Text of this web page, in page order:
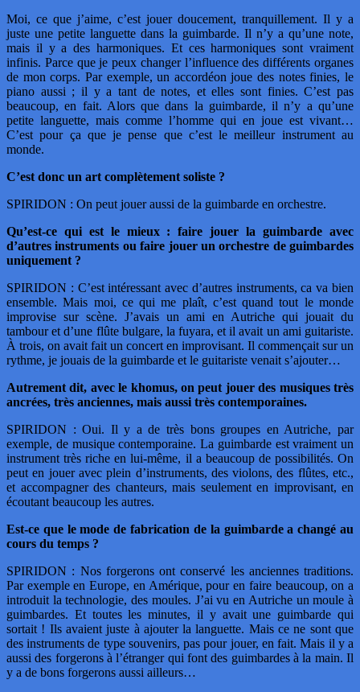
Moi, ce que j’aime, c’est jouer doucement, tranquillement. Il y a
juste une petite languette dans la guimbarde. Il n’y a qu’une note,
mais il y a des harmoniques. Et ces harmoniques sont vraiment
infinis. Parce que je peux changer l’influence des différents organes
de mon corps. Par exemple, un accordéon joue des notes finies, le
piano aussi ; il y a tant de notes, et elles sont finies. C’est pas
beaucoup, en fait. Alors que dans la guimbarde, il n’y a qu’une
petite languette, mais comme l’homme qui en joue est vivant…
C’est pour ça que je pense que c’est le meilleur instrument au
monde.
C’est donc un art complètement soliste ?
SPIRIDON : On peut jouer aussi de la guimbarde en orchestre.
Qu’est-ce qui est le mieux : faire jouer la guimbarde avec
d’autres instruments ou faire jouer un orchestre de guimbardes
uniquement ?
SPIRIDON : C’est intéressant avec d’autres instruments, ca va bien
ensemble. Mais moi, ce qui me plaît, c’est quand tout le monde
improvise sur scène. J’avais un ami en Autriche qui jouait du
tambour et d’une flûte bulgare, la fuyara, et il avait un ami guitariste.
À trois, on avait fait un concert en improvisant. Il commençait sur un
rythme, je jouais de la guimbarde et le guitariste venait s’ajouter…
Autrement dit, avec le khomus, on peut jouer des musiques très
ancrées, très anciennes, mais aussi très contemporaines.
SPIRIDON : Oui. Il y a de très bons groupes en Autriche, par
exemple, de musique contemporaine. La guimbarde est vraiment un
instrument très riche en lui-même, il a beaucoup de possibilités. On
peut en jouer avec plein d’instruments, des violons, des flûtes, etc.,
et accompagner des chanteurs, mais seulement en improvisant, en
écoutant beaucoup les autres.
Est-ce que le mode de fabrication de la guimbarde a changé au
cours du temps ?
SPIRIDON : Nos forgerons ont conservé les anciennes traditions.
Par exemple en Europe, en Amérique, pour en faire beaucoup, on a
introduit la technologie, des moules. J’ai vu en Autriche un moule à
guimbardes. Et toutes les minutes, il y avait une guimbarde qui
sortait ! Ils avaient juste à ajouter la languette. Mais ce ne sont que
des instruments de type souvenirs, pas pour jouer, en fait. Mais il y a
aussi des forgerons à l’étranger qui font des guimbardes à la main. Il
y a de bons forgerons aussi ailleurs…